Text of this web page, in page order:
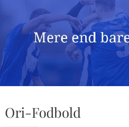
Ori-Fodbold